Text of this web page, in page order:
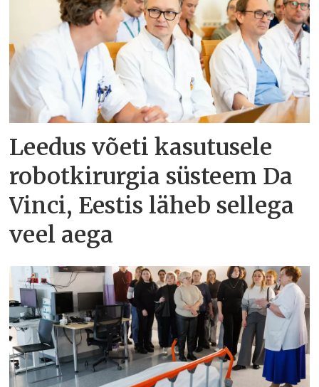
Leedus võeti kasutusele
robotkirurgia süsteem Da
Vinci, Eestis läheb sellega
veel aega